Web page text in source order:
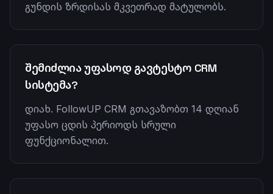
გუნდის ზრდისას მკვეთრად მატულობს.
შემიძლია უფასოდ გავტესტო CRM
სისტემა?
დიახ. FollowUP CRM გთავაზობთ 14 დღიან
უფასო ცდის პერიოდს სრული
ფუნქციონალით.